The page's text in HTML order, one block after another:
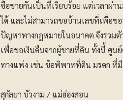
ซื้อขายกันเป็นที่เรียบร้อย แต่เวลาผ่า
ได้ และไม่สามารถขอบ้านเลขที่เพื่อข
ปัญหาทางกฎหมายในอนาคต จึงรวมตั
เพื่อขอเงินคืนจากผู้ขายที่ดิน ทั้งนี้ ศูน
ทางแพ่ง เช่น ข้อพิพาทที่ดิน มรดก ที่มี
สุกัลยา บัวงาม / แม่ฮ่องสอน